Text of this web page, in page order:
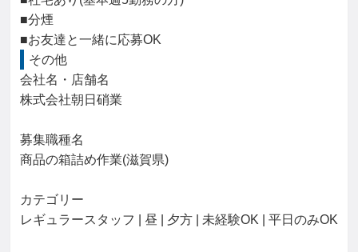
■分煙
■お友達と一緒に応募OK
その他
会社名・店舗名
株式会社朝日硝業
募集職種名
商品の箱詰め作業(滋賀県)
カテゴリー
レギュラースタッフ | 昼 | 夕方 | 未経験OK | 平日のみOK